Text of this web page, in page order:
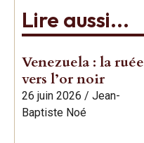
Lire aussi...
Venezuela : la ruée
vers l’or noir
26 juin 2026 / Jean-
Baptiste Noé